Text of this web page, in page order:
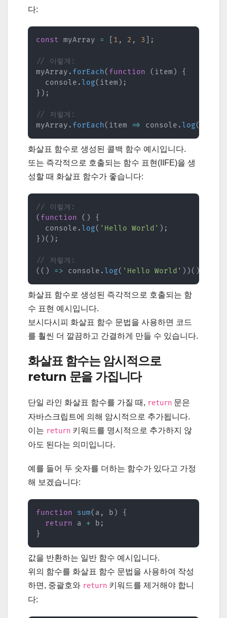
다:
const myArray = 1 , 2 , 3 ;
// 이렇게:
myArray . forEach( function ( item )
{
  console
.log( item ) ;
} ) ;
// 저렇게:
myArray . forEach( item => console .log(
화살표 함수로 생성된 콜백 함수 예시입니다.
또는 즉각적으로 호출되는 함수 표현(IIFE)을 생
성할 때 화살표 함수가 좋습니다:
// 이렇게:
( function ( )
{
  console
.log( 'Hello World' ) ;
} )( ) ;
// 저렇게:
( ( ) => console .log( 'Hello World' ) )( )
화살표 함수로 생성된 즉각적으로 호출되는 함
수 표현 예시입니다.
보시다시피 화살표 함수 문법을 사용하면 코드
를 훨씬 더 깔끔하고 간결하게 만들 수 있습니다.
화살표 함수는 암시적으로
return 문을 가집니다
단일 라인 화살표 함수를 가질 때, return 문은
자바스크립트에 의해 암시적으로 추가됩니다.
이는 return 키워드를 명시적으로 추가하지 않
아도 된다는 의미입니다.
예를 들어 두 숫자를 더하는 함수가 있다고 가정
해 보겠습니다:
function sum( a , b )
{
return a + b ;
}
값을 반환하는 일반 함수 예시입니다.
위의 함수를 화살표 함수 문법을 사용하여 작성
하면, 중괄호와 return 키워드를 제거해야 합니
다: